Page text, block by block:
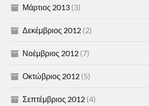
Μάρτιος 2013 (3)
Δεκέμβριος 2012 (2)
Νοέμβριος 2012 (7)
Οκτώβριος 2012 (5)
Σεπτέμβριος 2012 (4)